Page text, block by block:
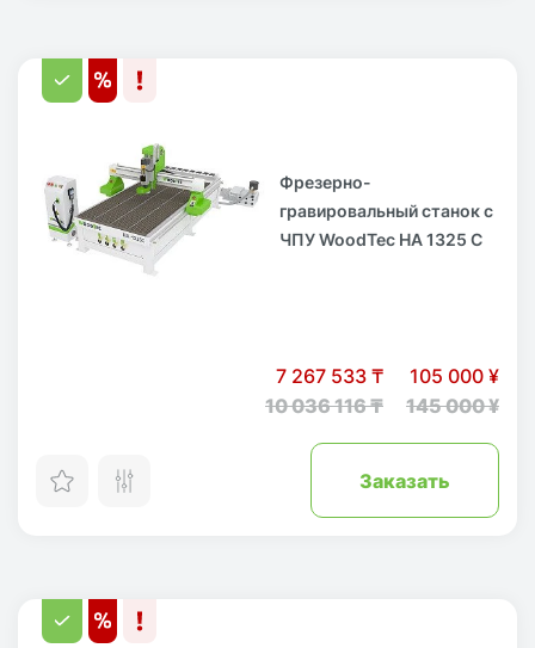
Фрезерно-
гравировальный станок с
ЧПУ WoodTec HA 1325 C
7 267 533 ₸
10 036 116 ₸
105 000 ¥
145 000 ¥
Заказать